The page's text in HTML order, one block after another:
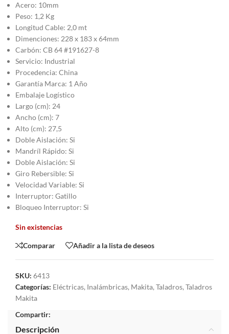
Acero: 10mm
Peso: 1,2 Kg
Longitud Cable: 2,0 mt
Dimenciones: 228 x 183 x 64mm
Carbón: CB 64 #191627-8
Servicio: Industrial
Procedencia: China
Garantía Marca: 1 Año
Embalaje Logístico
Largo (cm): 24
Ancho (cm): 7
Alto (cm): 27,5
Doble Aislación: Si
Mandríl Rápido: Si
Doble Aislación: Si
Giro Rebersible: Si
Velocidad Variable: Si
Interruptor: Gatillo
Bloqueo Interruptor: Si
Sin existencias
Comparar Añadir a la lista de deseos
SKU: 6413
Categorías: Eléctricas, Inalámbricas, Makita, Taladros, Taladros
Makita
Compartir:
Descripción